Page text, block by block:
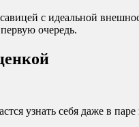
с идеальной
очередь.
узнать себя даже в